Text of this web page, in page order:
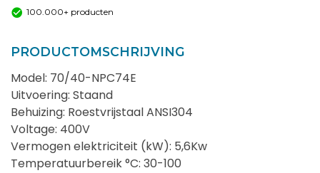
100.000+ producten
PRODUCTOMSCHRIJVING
Model: 70/40-NPC74E
Uitvoering: Staand
Behuizing: Roestvrijstaal ANSI304
Voltage: 400V
Vermogen elektriciteit (kW): 5,6Kw
Temperatuurbereik °C: 30-100